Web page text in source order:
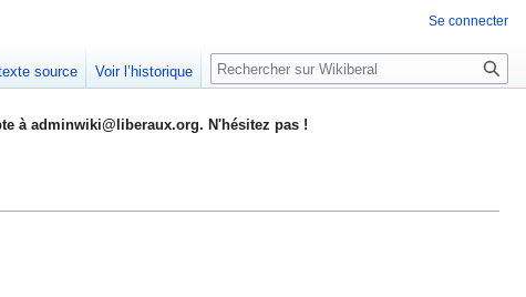
à adminwiki@liberaux.org. N'hésitez pas !
Se connecter
source Voir l’historique Rechercher